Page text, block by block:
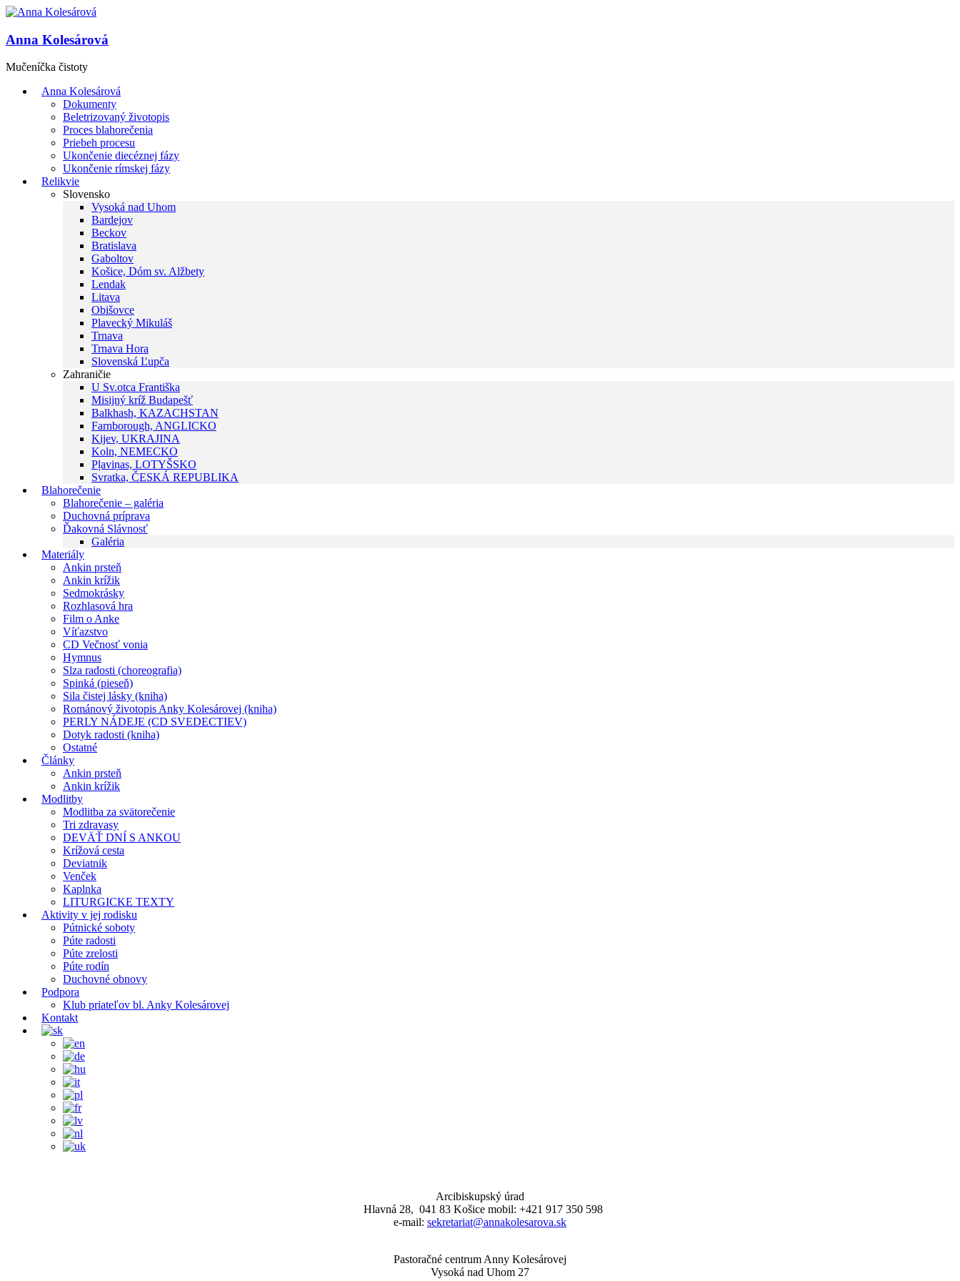
Anna Kolesárová
Mučeníčka čistoty
Anna Kolesárová
Dokumenty
Beletrizovaný životopis
Proces blahorečenia
Priebeh procesu
Ukončenie diecéznej fázy
Ukončenie rímskej fázy
Relikvie
Slovensko
Vysoká nad Uhom
Bardejov
Beckov
Bratislava
Gaboltov
Košice, Dóm sv. Alžbety
Lendak
Litava
Obišovce
Plavecký Mikuláš
Trnava
Trnava Hora
Slovenská Ľupča
Zahraničie
U Sv.otca Františka
Misijný kríž Budapešť
Balkhash, KAZACHSTAN
Farnborough, ANGLICKO
Kijev, UKRAJINA
Koln, NEMECKO
Pļaviņas, LOTYŠSKO
Svratka, ČESKÁ REPUBLIKA
Blahorečenie
Blahorečenie – galéria
Duchovná príprava
Ďakovná Slávnosť
Galéria
Materiály
Ankin prsteň
Ankin krížik
Sedmokrásky
Rozhlasová hra
Film o Anke
Víťazstvo
CD Večnosť vonia
Hymnus
Slza radosti (choreografia)
Spinká (pieseň)
Sila čistej lásky (kniha)
Románový životopis Anky Kolesárovej (kniha)
PERLY NÁDEJE (CD SVEDECTIEV)
Dotyk radosti (kniha)
Ostatné
Články
Ankin prsteň
Ankin krížik
Modlitby
Modlitba za svätorečenie
Tri zdravasy
DEVÄŤ DNÍ S ANKOU
Krížová cesta
Deviatnik
Venček
Kaplnka
LITURGICKE TEXTY
Aktivity v jej rodisku
Pútnické soboty
Púte radosti
Púte zrelosti
Púte rodín
Duchovné obnovy
Podpora
Klub priateľov bl. Anky Kolesárovej
Kontakt
Arcibiskupský úrad
Hlavná 28, 041 83 Košice mobil: +421 917 350 598
e-mail: sekretariat@annakolesarova.sk
Pastoračné centrum Anny Kolesárovej
Vysoká nad Uhom 27